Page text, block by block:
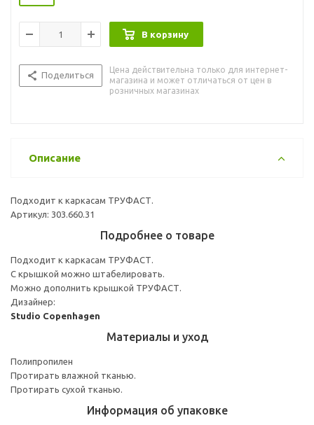
В корзину
Поделиться
Цена действительна только для интернет-
магазина и может отличаться от цен в
розничных магазинах
Описание
Подходит к каркасам ТРУФАСТ.
Артикул: 303.660.31
Подробнее о товаре
Подходит к каркасам ТРУФАСТ.
С крышкой можно штабелировать.
Можно дополнить крышкой ТРУФАСТ.
Дизайнер:
Studio Copenhagen
Материалы и уход
Полипропилен
Протирать влажной тканью.
Протирать сухой тканью.
Информация об упаковке